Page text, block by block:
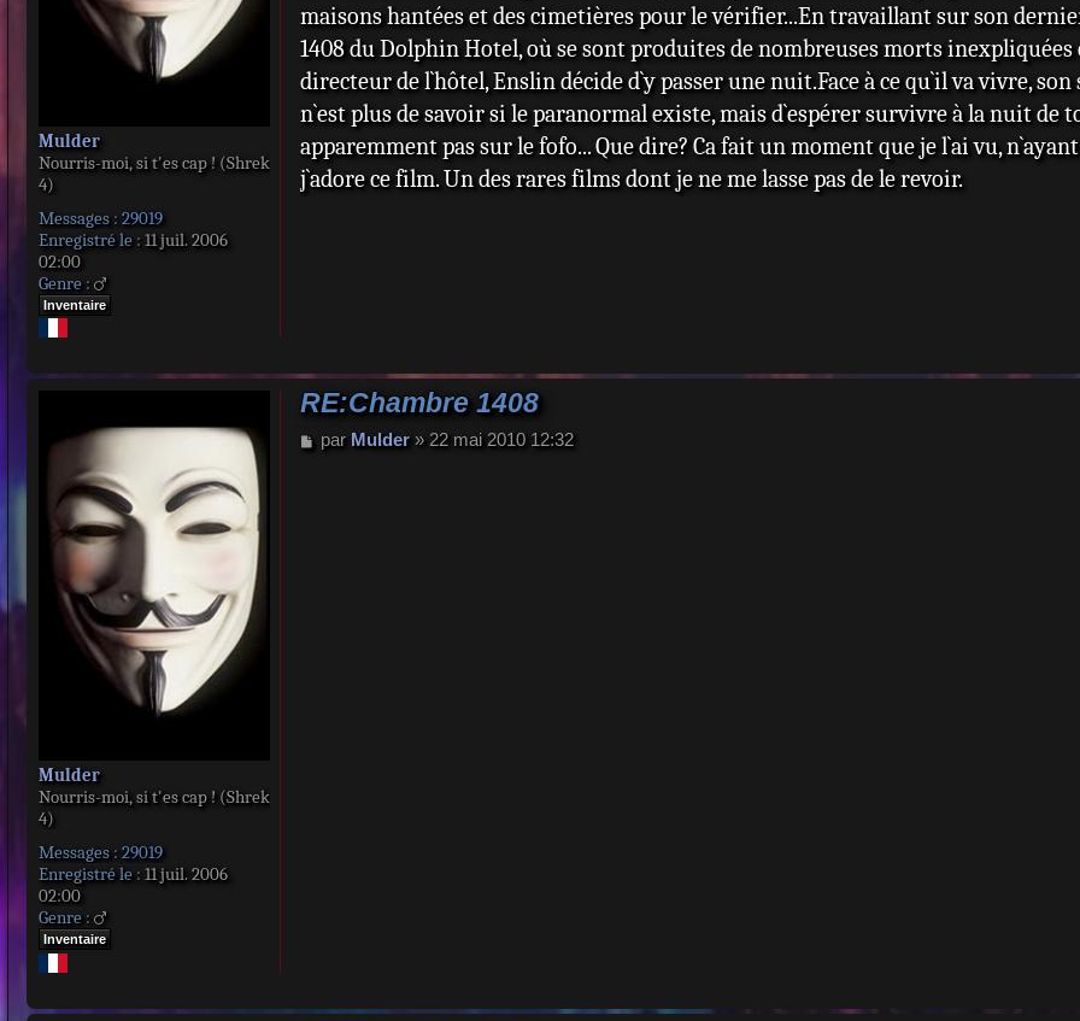
Mulder
Nourris-moi, si t'es cap ! (Shrek
4)
Messages : 29019
Enregistré le : 11 juil. 2006
02:00
Genre :
Inventaire
maisons hantées et des cimetières pour le vérifier...En travaillant sur son
1408 du Dolphin Hotel, où se sont produites de nombreuses morts
directeur de l`hôtel, Enslin décide d`y passer une nuit.Face à ce qu`il va vivre,
n`est plus de savoir si le paranormal existe, mais d`espérer survivre à la nuit de
apparemment pas sur le fofo... Que dire? Ca fait un moment que je l`ai vu,
j`adore ce film. Un des rares films dont je ne me lasse pas de le revoir.
Mulder
Nourris-moi, si t'es cap ! (Shrek
4)
Messages : 29019
Enregistré le : 11 juil. 2006
02:00
Genre :
Inventaire
RE:Chambre 1408
M
par Mulder» 22 mai 2010 12:32